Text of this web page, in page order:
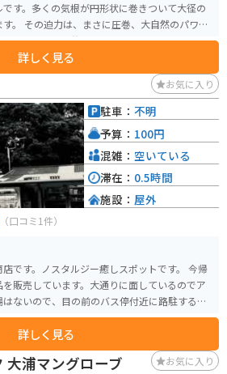
す。多くの気根が円形状に巻きついて大径の
。 その迫力は、まさに圧巻、大自然のパワー
今でも毎年旧盆には、ガジュマルの樹の下で
ら区民に慕われているガジュマルです。駐車
で、訪れる際は周りへの配慮にも気をつけた
詳しく見る
お気に入り
（口コミ1件）
です。ノスタルジー癒しスポットです。 今帰
販売しています。大通りに面しているのでア
ないので、目の前のバス停付近に路駐するこ
詳しく見る
駐車： 不明
予算： 100円
混雑： 空いている
滞在： 0.5時間
施設： 屋外
大浦マングローブ お気に入り